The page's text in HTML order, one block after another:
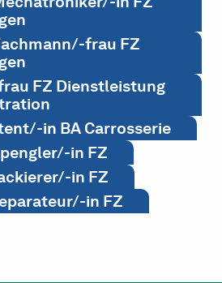
frau FZ
FZ Dienstleistung
in BA Carrosserie
in FZ
in FZ
in FZ